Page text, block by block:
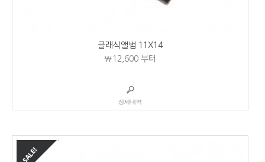
클래식앨범 11X14
₩12,600부터
상세내역